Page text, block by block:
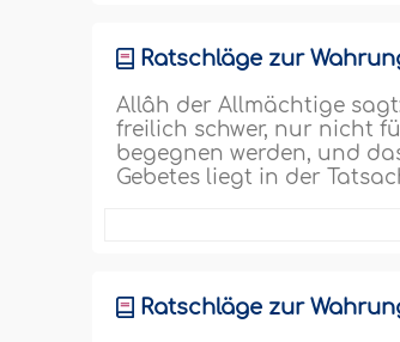
Ratschläge zur
Allâh der Allmächtige
freilich schwer, nur nicht
begegnen werden, und
Gebetes liegt in der
Ratschläge zur